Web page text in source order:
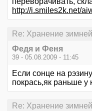
http://i.smiles2k.net/
Re: Хранение
Федя и Феня
39 - 05.08.2009 - 11:45
Если сонце на
покрась,як раньше
Re: Хранение